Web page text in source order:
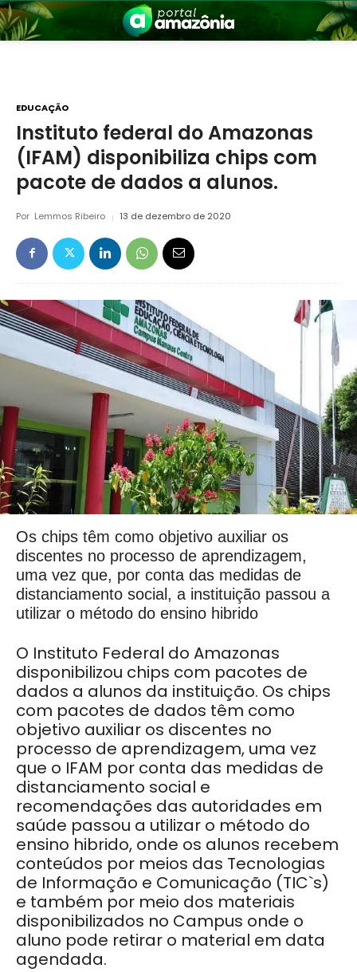
Amazônia
EDUCAÇÃO
Instituto federal do Amazonas
(IFAM) disponibiliza chips com
pacote de dados a alunos.
Por Lemmos Ribeiro 13 de dezembro de 2020
Os chips têm como objetivo auxiliar os
discentes no processo de aprendizagem,
uma vez que, por conta das medidas de
distanciamento social, a instituição passou a
utilizar o método do ensino hibrido
O Instituto Federal do Amazonas
disponibilizou chips com pacotes de
dados a alunos da instituição. Os chips
com pacotes de dados têm como
objetivo auxiliar os discentes no
processo de aprendizagem, uma vez
que o IFAM por conta das medidas de
distanciamento social e
recomendações das autoridades em
saúde passou a utilizar o método do
ensino hibrido, onde os alunos recebem
conteúdos por meios das Tecnologias
de Informação e Comunicação (TIC`s)
e também por meio dos materiais
disponibilizados no Campus onde o
aluno pode retirar o material em data
agendada.